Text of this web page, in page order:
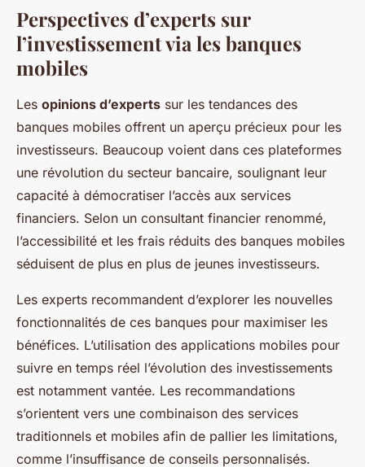
Perspectives d’experts sur
l’investissement via les banques
mobiles
Les opinions d’experts sur les tendances des
banques mobiles offrent un aperçu précieux pour les
investisseurs. Beaucoup voient dans ces plateformes
une révolution du secteur bancaire, soulignant leur
capacité à démocratiser l’accès aux services
financiers. Selon un consultant financier renommé,
l’accessibilité et les frais réduits des banques mobiles
séduisent de plus en plus de jeunes investisseurs.
Les experts recommandent d’explorer les nouvelles
fonctionnalités de ces banques pour maximiser les
bénéfices. L’utilisation des applications mobiles pour
suivre en temps réel l’évolution des investissements
est notamment vantée. Les recommandations
s’orientent vers une combinaison des services
traditionnels et mobiles afin de pallier les limitations,
comme l’insuffisance de conseils personnalisés.